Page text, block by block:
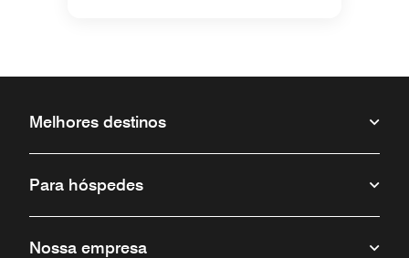
Melhores destinos
Para hóspedes
Nossa empresa